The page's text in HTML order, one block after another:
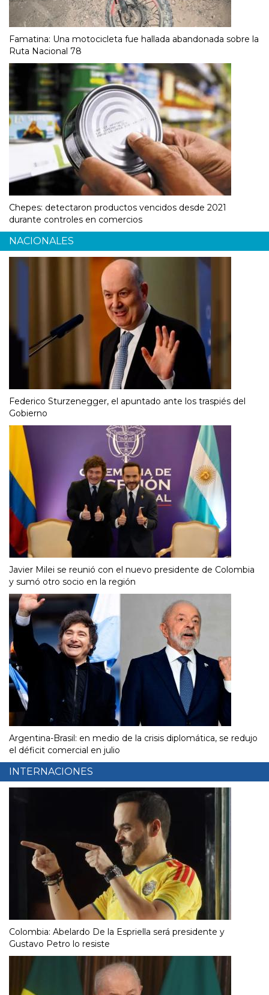
Famatina: Una motocicleta fue hallada abandonada sobre la
Ruta Nacional 78
Chepes: detectaron productos vencidos desde 2021
durante controles en comercios
NACIONALES
Federico Sturzenegger, el apuntado ante los traspiés del
Gobierno
Javier Milei se reunió con el nuevo presidente de Colombia
y sumó otro socio en la región
Argentina-Brasil: en medio de la crisis diplomática, se redujo
el déficit comercial en julio
INTERNACIONES
Colombia: Abelardo De la Espriella será presidente y
Gustavo Petro lo resiste